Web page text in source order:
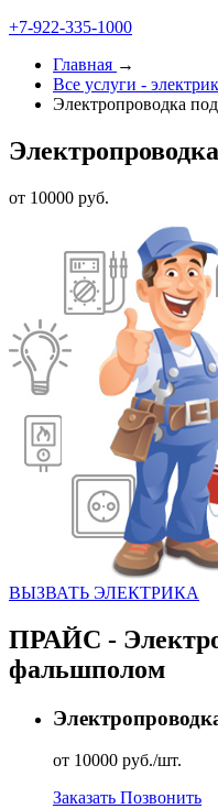
+7-922-335-1000
Главная →
Все услуги -
Электропроводка
от 10000 руб.
ВЫЗВАТЬ ЭЛЕКТРИКА
ПРАЙС -
фальшполом
от 10000 руб./шт.
Заказать Позвонить